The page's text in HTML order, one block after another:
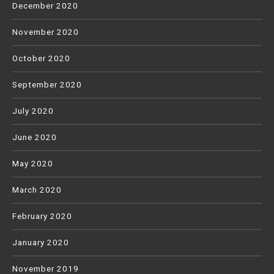
December 2020
November 2020
October 2020
September 2020
July 2020
June 2020
May 2020
March 2020
February 2020
January 2020
November 2019